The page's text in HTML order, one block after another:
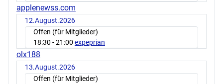
applenewss.com
12.August.2026
Offen (für Mitglieder)
18:30 - 21:00 expeprian
olx188
13.August.2026
Offen (für Mitglieder)